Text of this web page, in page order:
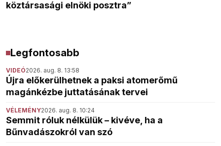
köztársasági elnöki posztra”
Legfontosabb
VIDEÓ2026. aug. 8. 13:58
Újra előkerülhetnek a paksi atomerőmű
magánkézbe juttatásának tervei
VÉLEMÉNY2026. aug. 8. 10:24
Semmit róluk nélkülük – kivéve, ha a
Bűnvadászokról van szó